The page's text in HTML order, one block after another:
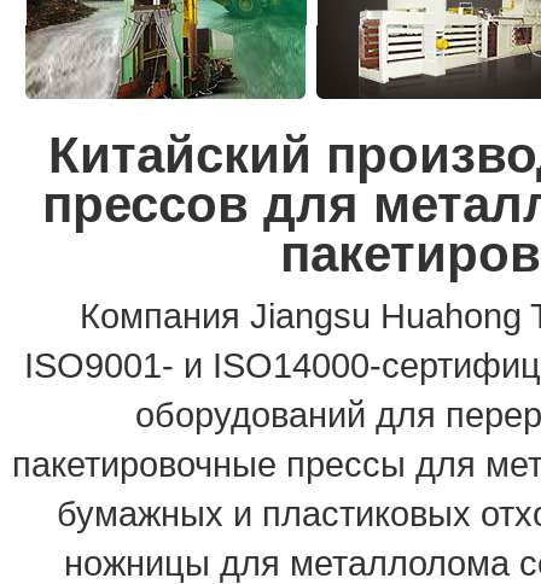
Китайский
прессов для
Компания Jiangsu Huahong
ISO9001- и ISO14000-
оборудований для
пакетировочные прессы для
бумажных и пластиковых
ножницы для металлолома